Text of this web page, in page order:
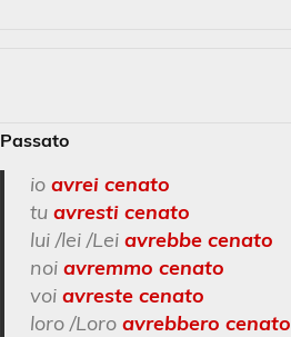
Passato
io avrei cenato
tu avresti cenato
lui /lei /Lei avrebbe cenato
noi avremmo cenato
voi avreste cenato
loro /Loro avrebbero cenato